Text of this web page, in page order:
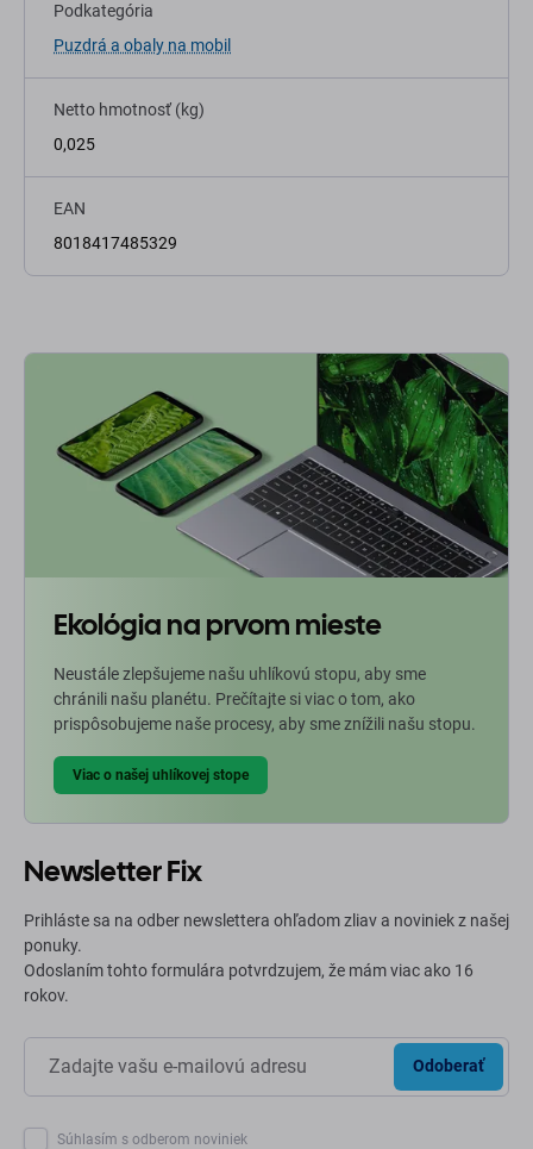
Podkategória
Puzdrá a obaly na mobil
Netto hmotnosť (kg)
0,025
EAN
8018417485329
Ekológia na prvom mieste
Neustále zlepšujeme našu uhlíkovú stopu, aby sme
chránili našu planétu. Prečítajte si viac o tom, ako
prispôsobujeme naše procesy, aby sme znížili našu stopu.
Viac o našej uhlíkovej stope
Newsletter Fix
Prihláste sa na odber newslettera ohľadom zliav a noviniek z našej
ponuky.
Odoslaním tohto formulára potvrdzujem, že mám viac ako 16
rokov.
Odoberať
Súhlasím s odberom noviniek